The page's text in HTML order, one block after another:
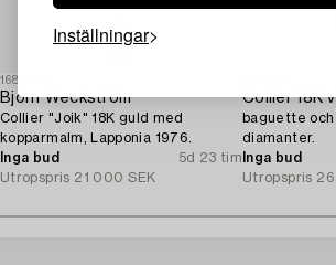
Inställningar
1688026
Björn Weckström
Collier "Joik" 18K guld med
kopparmalm, Lapponia 1976.
Inga bud
5d 23 tim
Utropspris 21 000 SEK
Collier 18K
baguette
diamanter.
Inga bud
Utropspris